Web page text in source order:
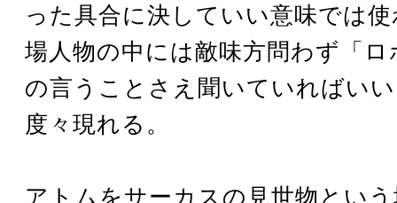
った具合に決していい意味では
場人物の中には敵味方問わず「
の言うことさえ聞いていればい
度々現れる。
アトムをサーカスの見世物とい